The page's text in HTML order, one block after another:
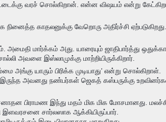
வரச் சொல்கிறான். என்ன விஷயம் என்று
காதலனுக்கு வேறொரு அதிர்ச்சி ஏற்படுகிறது.
மார்க்கம் அது. யாரையும் ஜாதிபார்த்து
அவளை இஸ்லாமுக்கு மாற்றியிருக்கிறார்.
அங்கு யாரும் பிரிக்க முடியாது’ என்று சொல்கிறாள்.
அவனது நண்பர்கள் ஜெகத் கஸ்பருக்கு
பிராமண இந்து மதம் மிக மிக மோசமானது.
சார்லஸாக ஆக்கியிருப்பார்.